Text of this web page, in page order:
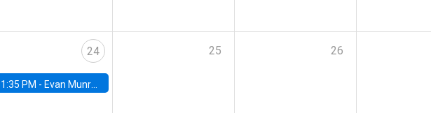
24
1:35 PM - Evan Munro, Neyman Visiting Assistant Professor in the Department of Statistics at UC Berkeley
25 26